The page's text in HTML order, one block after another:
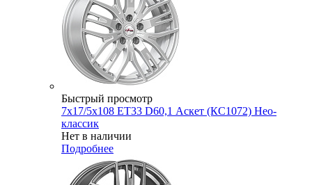
Быстрый просмотр
7x17/5x108 ET33 D60,1 Аскет (КС1072) Нео-
классик
Нет в наличии
Подробнее